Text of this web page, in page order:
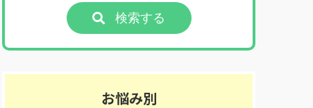
検索する
お悩み別